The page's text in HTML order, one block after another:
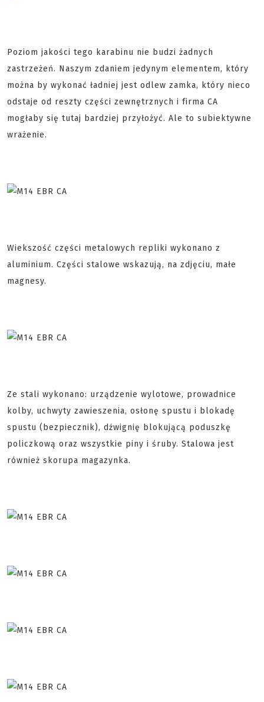
Poziom jakości tego karabinu nie budzi żadnych
zastrzeżeń. Naszym zdaniem jedynym elementem, który
można by wykonać ładniej jest odlew zamka, który nieco
odstaje od reszty części zewnętrznych i firma CA
mogłaby się tutaj bardziej przyłożyć. Ale to subiektywne
wrażenie.
Wiekszość części metalowych repliki wykonano z
aluminium. Części stalowe wskazują, na zdjęciu, małe
magnesy.
Ze stali wykonano: urządzenie wylotowe, prowadnice
kolby, uchwyty zawieszenia, osłonę spustu i blokadę
spustu (bezpiecznik), dźwignię blokującą poduszkę
policzkową oraz wszystkie piny i śruby. Stalowa jest
również skorupa magazynka.